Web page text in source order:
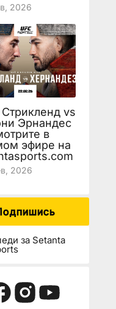
2026
vs
Эрнандес
в
эфире на
2026
за Setanta